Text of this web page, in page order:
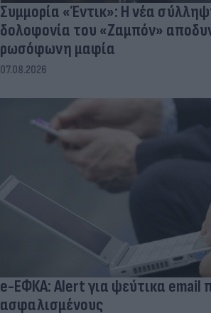
Συμμορία «Έντικ»: Η νέα
δολοφονία του «Ζαμπόν»
ρωσόφωνη μαφία
07.08.2026
e-ΕΦΚΑ: Alert για ψεύτικα email
ασφαλισμένους